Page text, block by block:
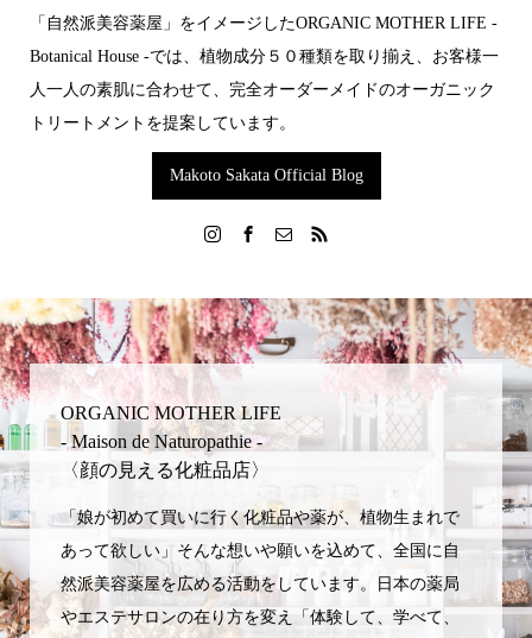
「自然派美容薬屋」をイメージした ORGANIC MOTHER LIFE -
Botanical House -では 、植物成分５０種類を取り揃え 、お客様一
人一人の素肌に合わせて 、完全オーダーメイドの オーガニック
トリートメントを提案しています。
Makoto Sakata Official Blog
ORGANIC MOTHER LIFE
- Maison de Naturopathie -
〈顔の見える化粧品店〉
「娘が初めて買いに行く化粧品や薬が、植物生まれで
あって欲しい」そんな想いや願いを込めて、全国に自
然派美容薬屋を広める活動をしています。日本の薬局
やエステサロンの在り方を変え「体験して、学べて、